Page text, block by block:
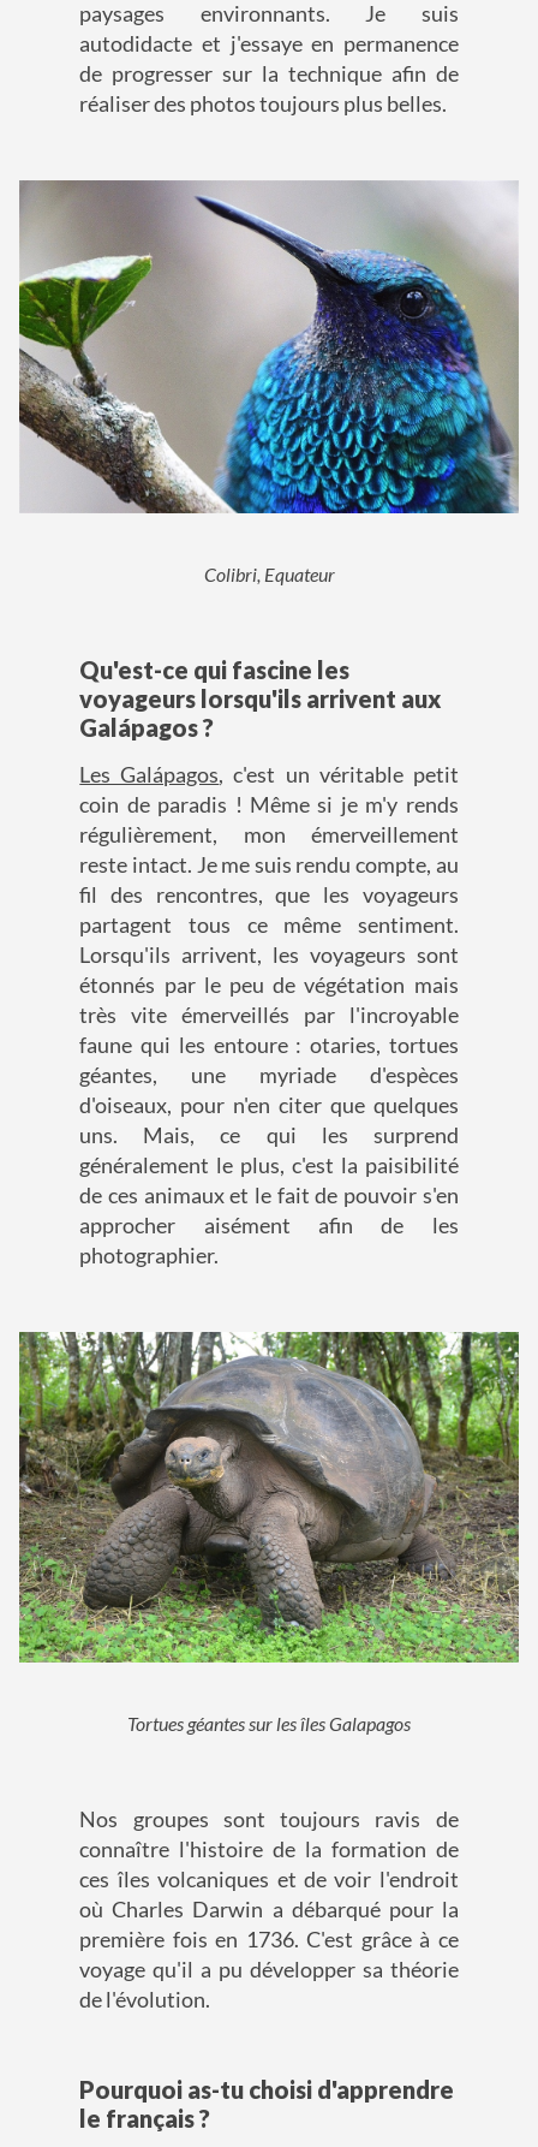
paysages environnants. Je suis
autodidacte et j'essaye en permanence
de progresser sur la technique afin de
réaliser des photos toujours plus belles.
Colibri, Equateur
Qu'est-ce qui fascine les
voyageurs lorsqu'ils arrivent aux
Galápagos ?
Les Galápagos, c'est un véritable petit
coin de paradis ! Même si je m'y rends
régulièrement, mon émerveillement
reste intact. Je me suis rendu compte, au
fil des rencontres, que les voyageurs
partagent tous ce même sentiment.
Lorsqu'ils arrivent, les voyageurs sont
étonnés par le peu de végétation mais
très vite émerveillés par l'incroyable
faune qui les entoure : otaries, tortues
géantes, une myriade d'espèces
d'oiseaux, pour n'en citer que quelques
uns. Mais, ce qui les surprend
généralement le plus, c'est la paisibilité
de ces animaux et le fait de pouvoir s'en
approcher aisément afin de les
photographier.
Tortues géantes sur les îles Galapagos
Nos groupes sont toujours ravis de
connaître l'histoire de la formation de
ces îles volcaniques et de voir l'endroit
où Charles Darwin a débarqué pour la
première fois en 1736. C'est grâce à ce
voyage qu'il a pu développer sa théorie
de l'évolution.
Pourquoi as-tu choisi d'apprendre
le français ?